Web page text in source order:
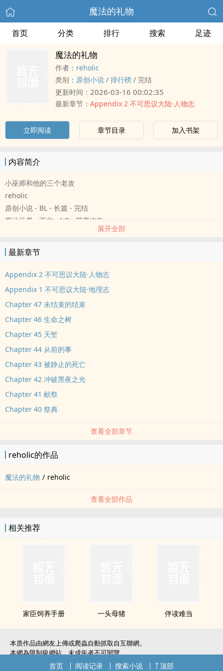
魔法的礼物
首页 分类 排行 搜索 足迹
魔法的礼物
作者： reholic
类别： 原创小说 / 排行榜 / 完结
更新时间： 2026-03-16 00:02:35
最新章节： Appendix 2 不可思议大陆·人物志
立即阅读 章节目录 加入书架
内容简介
小巫师和他的三个老攻
reholic
原创小说 - BL - 长篇 - 完结
魔法世界 - 西方 - NP - 荤素均衡
2020年写完的旧文，原来发在❀市/米国度，搬过来补充新文的世界
写得挺烂，慎看
原文案：
咒却使他陷入了一段纠缠不清的关系里。同时，不可思议大陆尘封的
秘密，各方斗争的权力也在蠢蠢欲动。
【黑暗重现于世，魔法必将衰亡】
（不可思议大陆系列 No.1)
展开全部
最新章节
Appendix 2 不可思议大陆·人物志
Appendix 1 不可思议大陆·地理志
Chapter 47 未结束的结束
Chapter 46 生命之树
Chapter 45 天堑
Chapter 44 从前的事
Chapter 43 被静止的死亡
Chapter 42 冲破黑夜之光
Chapter 41 献祭
Chapter 40 祭典
查看全部章节
reholic的作品
魔法的礼物 / reholic
查看全部作品
相关推荐
家臣饲养手册 一头母猪 伴读难当
本质作品由網友上傳或爬蟲自動抓取自互聯網。
本網為限制級網站，未成年者不可閱覽。
如無意中侵犯了您的權利，敬請聯系我們。
首页 阅读记录 搜索小说 顶部